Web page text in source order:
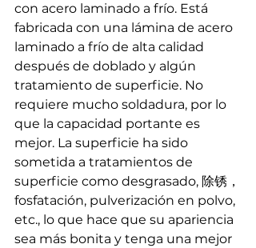
con acero laminado a frío. Está
fabricada con una lámina de acero
laminado a frío de alta calidad
después de doblado y algún
tratamiento de superficie. No
requiere mucho soldadura, por lo
que la capacidad portante es
mejor. La superficie ha sido
sometida a tratamientos de
superficie como desgrasado, 除锈，
fosfatación, pulverización en polvo,
etc., lo que hace que su apariencia
sea más bonita y tenga una mejor